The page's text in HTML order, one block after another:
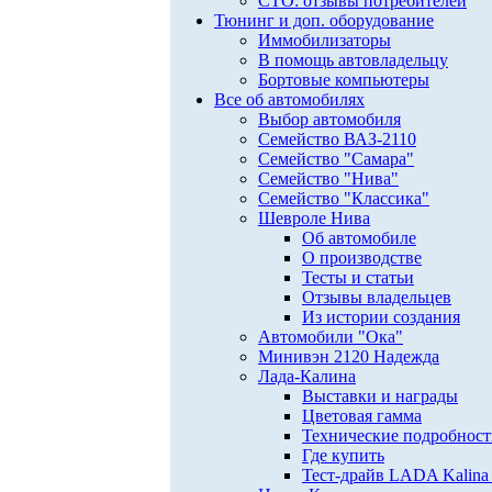
Тюнинг и доп. оборудование
Иммобилизаторы
В помощь автовладельцу
Бортовые компьютеры
Все об автомобилях
Выбор автомобиля
Семейство ВАЗ-2110
Семейство "Самара"
Семейство "Нива"
Семейство "Классика"
Шевроле Нива
Об автомобиле
О производстве
Тесты и статьи
Отзывы владельцев
Из истории создания
Автомобили "Ока"
Минивэн 2120 Надежда
Лада-Калина
Выставки и награды
Цветовая гамма
Технические
Где купить
Тест-драйв LADA Kalina